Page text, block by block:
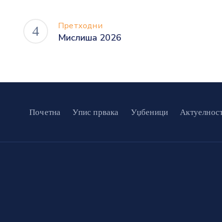
Претходни
Мислиша 2026
Почетна Упис првака Уџбеници